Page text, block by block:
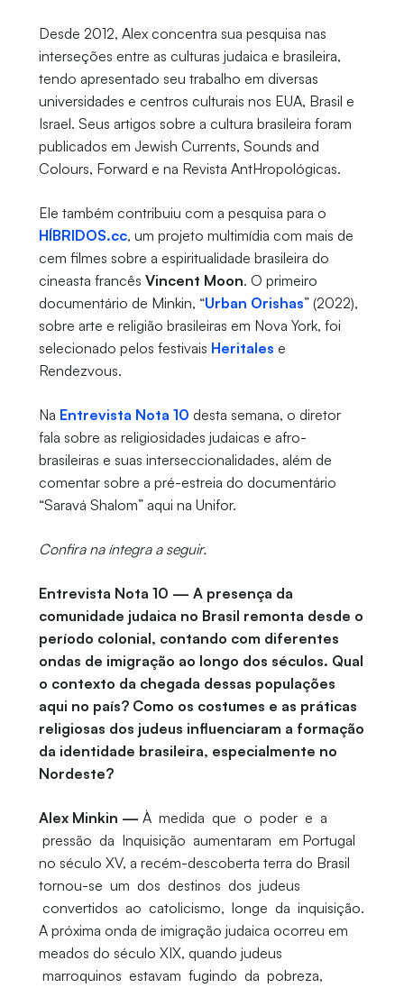
Desde 2012, Alex concentra sua pesquisa nas
interseções entre as culturas judaica e brasileira,
tendo apresentado seu trabalho em diversas
universidades e centros culturais nos EUA, Brasil e
Israel. Seus artigos sobre a cultura brasileira foram
publicados em Jewish Currents, Sounds and
Colours, Forward e na Revista AntHropológicas.
Ele também contribuiu com a pesquisa para o
HÍBRIDOS.cc, um projeto multimídia com mais de
cem filmes sobre a espiritualidade brasileira do
cineasta francês Vincent Moon. O primeiro
documentário de Minkin, “Urban Orishas” (2022),
sobre arte e religião brasileiras em Nova York, foi
selecionado pelos festivais Heritales e
Rendezvous.
Na Entrevista Nota 10 desta semana, o diretor
fala sobre as religiosidades judaicas e afro-
brasileiras e suas interseccionalidades, além de
comentar sobre a pré-estreia do documentário
“Saravá Shalom” aqui na Unifor.
Confira na íntegra a seguir.
Entrevista Nota 10 — A presença da
comunidade judaica no Brasil remonta desde o
período colonial, contando com diferentes
ondas de imigração ao longo dos séculos. Qual
o contexto da chegada dessas populações
aqui no país? Como os costumes e as práticas
religiosas dos judeus influenciaram a formação
da identidade brasileira, especialmente no
Nordeste?
Alex Minkin — À medida que o poder e a
pressão da Inquisição aumentaram em Portugal
no século XV, a recém-descoberta terra do Brasil
tornou-se um dos destinos dos judeus
convertidos ao catolicismo, longe da inquisição.
A próxima onda de imigração judaica ocorreu em
meados do século XIX, quando judeus
marroquinos estavam fugindo da pobreza,